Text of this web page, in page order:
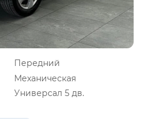
Передний
Механическая
Универсал 5 дв.